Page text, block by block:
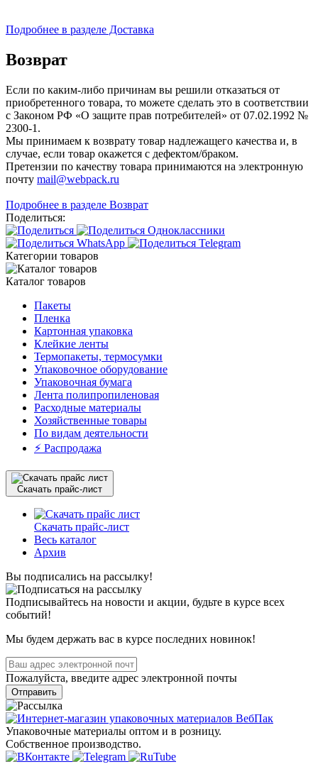
Подробнее в разделе Доставка
Возврат
Если по каким-либо причинам вы решили отказаться от
приобретенного товара, то можете сделать это в соответствии
с Законом РФ «О защите прав потребителей» от 07.02.1992 №
2300-1.
Мы принимаем к возврату товар надлежащего качества и, в
случае, если товар окажется с дефектом/браком.
Претензии по качеству товара принимаются на электронную
почту mail@webpack.ru
Подробнее в разделе Возврат
Поделиться:
Категории товаров
Каталог товаров
Пакеты
Пленка
Картонная упаковка
Клейкие ленты
Термопакеты, термосумки
Упаковочное оборудование
Упаковочная бумага
Лента полипропиленовая
Расходные материалы
Хозяйственные товары
По видам деятельности
⚡️ Распродажа
Скачать прайс-лист
Скачать прайс-лист
Весь каталог
Архив
Вы подписались на рассылку!
Подписывайтесь на новости и акции, будьте в курсе всех
событий!
Мы будем держать вас в курсе последних новинок!
Пожалуйста, введите адрес электронной почты
Отправить
Упаковочные материалы оптом и в розницу.
Собственное производство.